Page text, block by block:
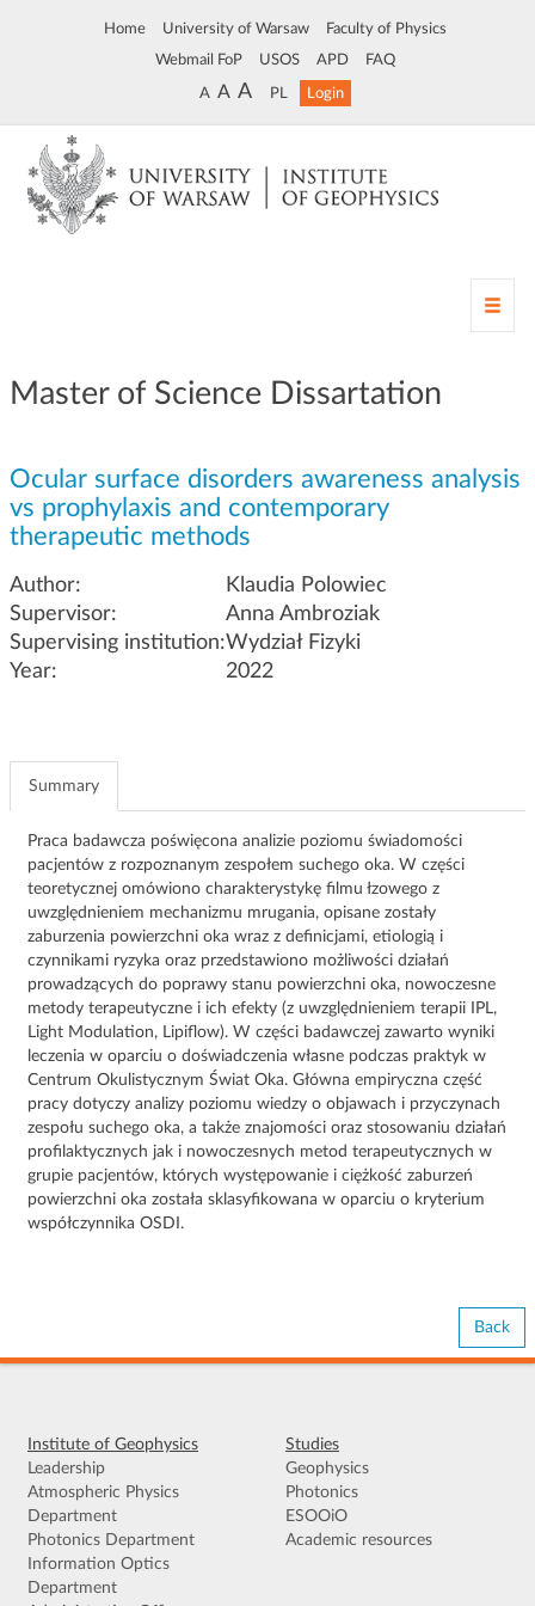
Home University of Warsaw Faculty of Physics
Webmail FoP USOS APD FAQ
A A A PL Login
T
o
a
Master of Science Dissartation
Ocular surface disorders awareness analysis
vs prophylaxis and contemporary
therapeutic methods
Author:
Supervisor:
Supervising institution:
Year:
Klaudia Polowiec
Anna Ambroziak
Wydział Fizyki
2022
Summary
Praca badawcza poświęcona analizie poziomu świadomości
pacjentów z rozpoznanym zespołem suchego oka. W części
teoretycznej omówiono charakterystykę filmu łzowego z
uwzględnieniem mechanizmu mrugania, opisane zostały
zaburzenia powierzchni oka wraz z definicjami, etiologią i
czynnikami ryzyka oraz przedstawiono możliwości działań
prowadzących do poprawy stanu powierzchni oka, nowoczesne
metody terapeutyczne i ich efekty (z uwzględnieniem terapii IPL,
Light Modulation, Lipiflow). W części badawczej zawarto wyniki
leczenia w oparciu o doświadczenia własne podczas praktyk w
Centrum Okulistycznym Świat Oka. Główna empiryczna część
pracy dotyczy analizy poziomu wiedzy o objawach i przyczynach
zespołu suchego oka, a także znajomości oraz stosowaniu działań
profilaktycznych jak i nowoczesnych metod terapeutycznych w
grupie pacjentów, których występowanie i ciężkość zaburzeń
powierzchni oka została sklasyfikowana w oparciu o kryterium
współczynnika OSDI.
Back
Institute of Geophysics
Leadership
Atmospheric Physics
Department
Photonics Department
Information Optics
Department
Studies
Geophysics
Photonics
ESOOiO
Academic resources